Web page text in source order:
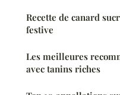
Recette de canard
festive
Les meilleures
avec tanins riches